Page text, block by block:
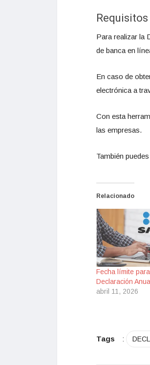
Para realizar la
de banca en
En caso de
electrónica a
Con esta
las empresas.
También
Relacionado
Fecha límite
Declaración
abril 11, 2026
Tags :